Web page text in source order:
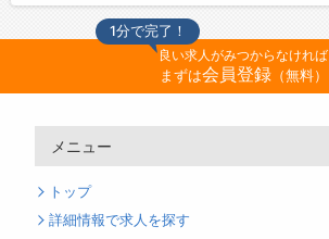
1分で完了！
良い求人がみつからなければ
まずは会員登録（無料）
メニュー
トップ
詳細情報で求人を探す